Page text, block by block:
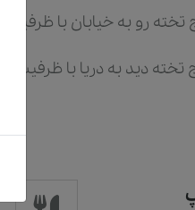
رو به خیابان با ظرفیت
دید به دریا با ظرفیت